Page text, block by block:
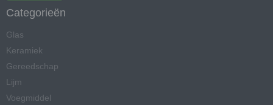
Categorieën
Glas
Keramiek
Gereedschap
Lijm
Voegmiddel